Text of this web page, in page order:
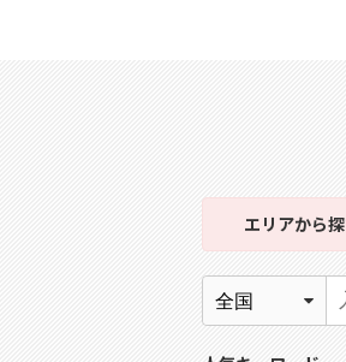
エリアから